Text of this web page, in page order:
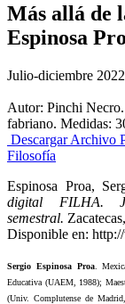
Más allá de
Espinosa
Julio-diciembre
Autor: Pinchi
fabriano. Medidas:
Descargar Archivo
Filosofía
Espinosa Proa,
digital FILHA.
semestral.
Disponible en:
Sergio Espinosa Proa.
Educativa (UAEM, 1988);
(Univ. Complutense de